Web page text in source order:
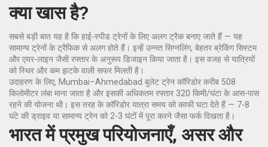
क्या खास है?
सबसे बड़ी बात यह है कि हाई-स्पीड ट्रेनों के लिए अलग ट्रैक बनाए जाते हैं — यह
सामान्य ट्रेनों के ट्रैफिक से अलग होते हैं। इन्हें उन्नत सिग्नलिंग, बेहतर ब्रेकिंग सिस्टम
और एयर-लाइन जैसी रफ्तार के अनुरूप डिजाइन किया जाता है। इस वजह से यात्रियों
को स्थिर और कम झटके वाली सफर मिलती है।
उदाहरण के लिए, Mumbai–Ahmedabad बुलेट ट्रेन कॉरिडोर करीब 508
किलोमीटर लंबा माना जाता है और इसकी अधिकतम रफ्तार 320 किमी/घंटा के आस-पास
रहने की योजना थी। इस तरह के कॉरिडोर यात्रा समय को काफी घटा देते हैं — 7-8
घंटे की ड्राइव या सामान्य ट्रेन को 2-3 घंटों में पूरा करने जैसा फर्क दिखता है।
भारत में प्रमुख परियोजनाएँ, असर और